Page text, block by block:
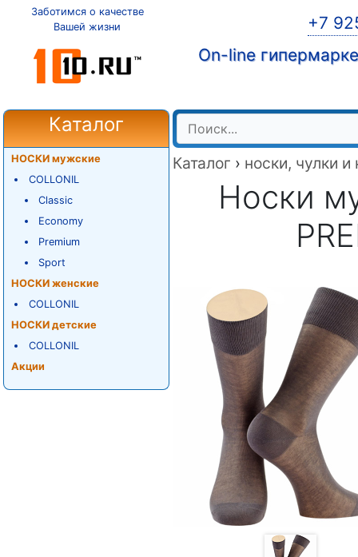
Заботимся о качестве
Вашей жизни
+7
On-line
Каталог
НОСКИ мужские
COLLONIL
Classic
Economy
Premium
Sport
НОСКИ женские
COLLONIL
НОСКИ детские
COLLONIL
Акции
Каталог › носки, чулки и
Носки